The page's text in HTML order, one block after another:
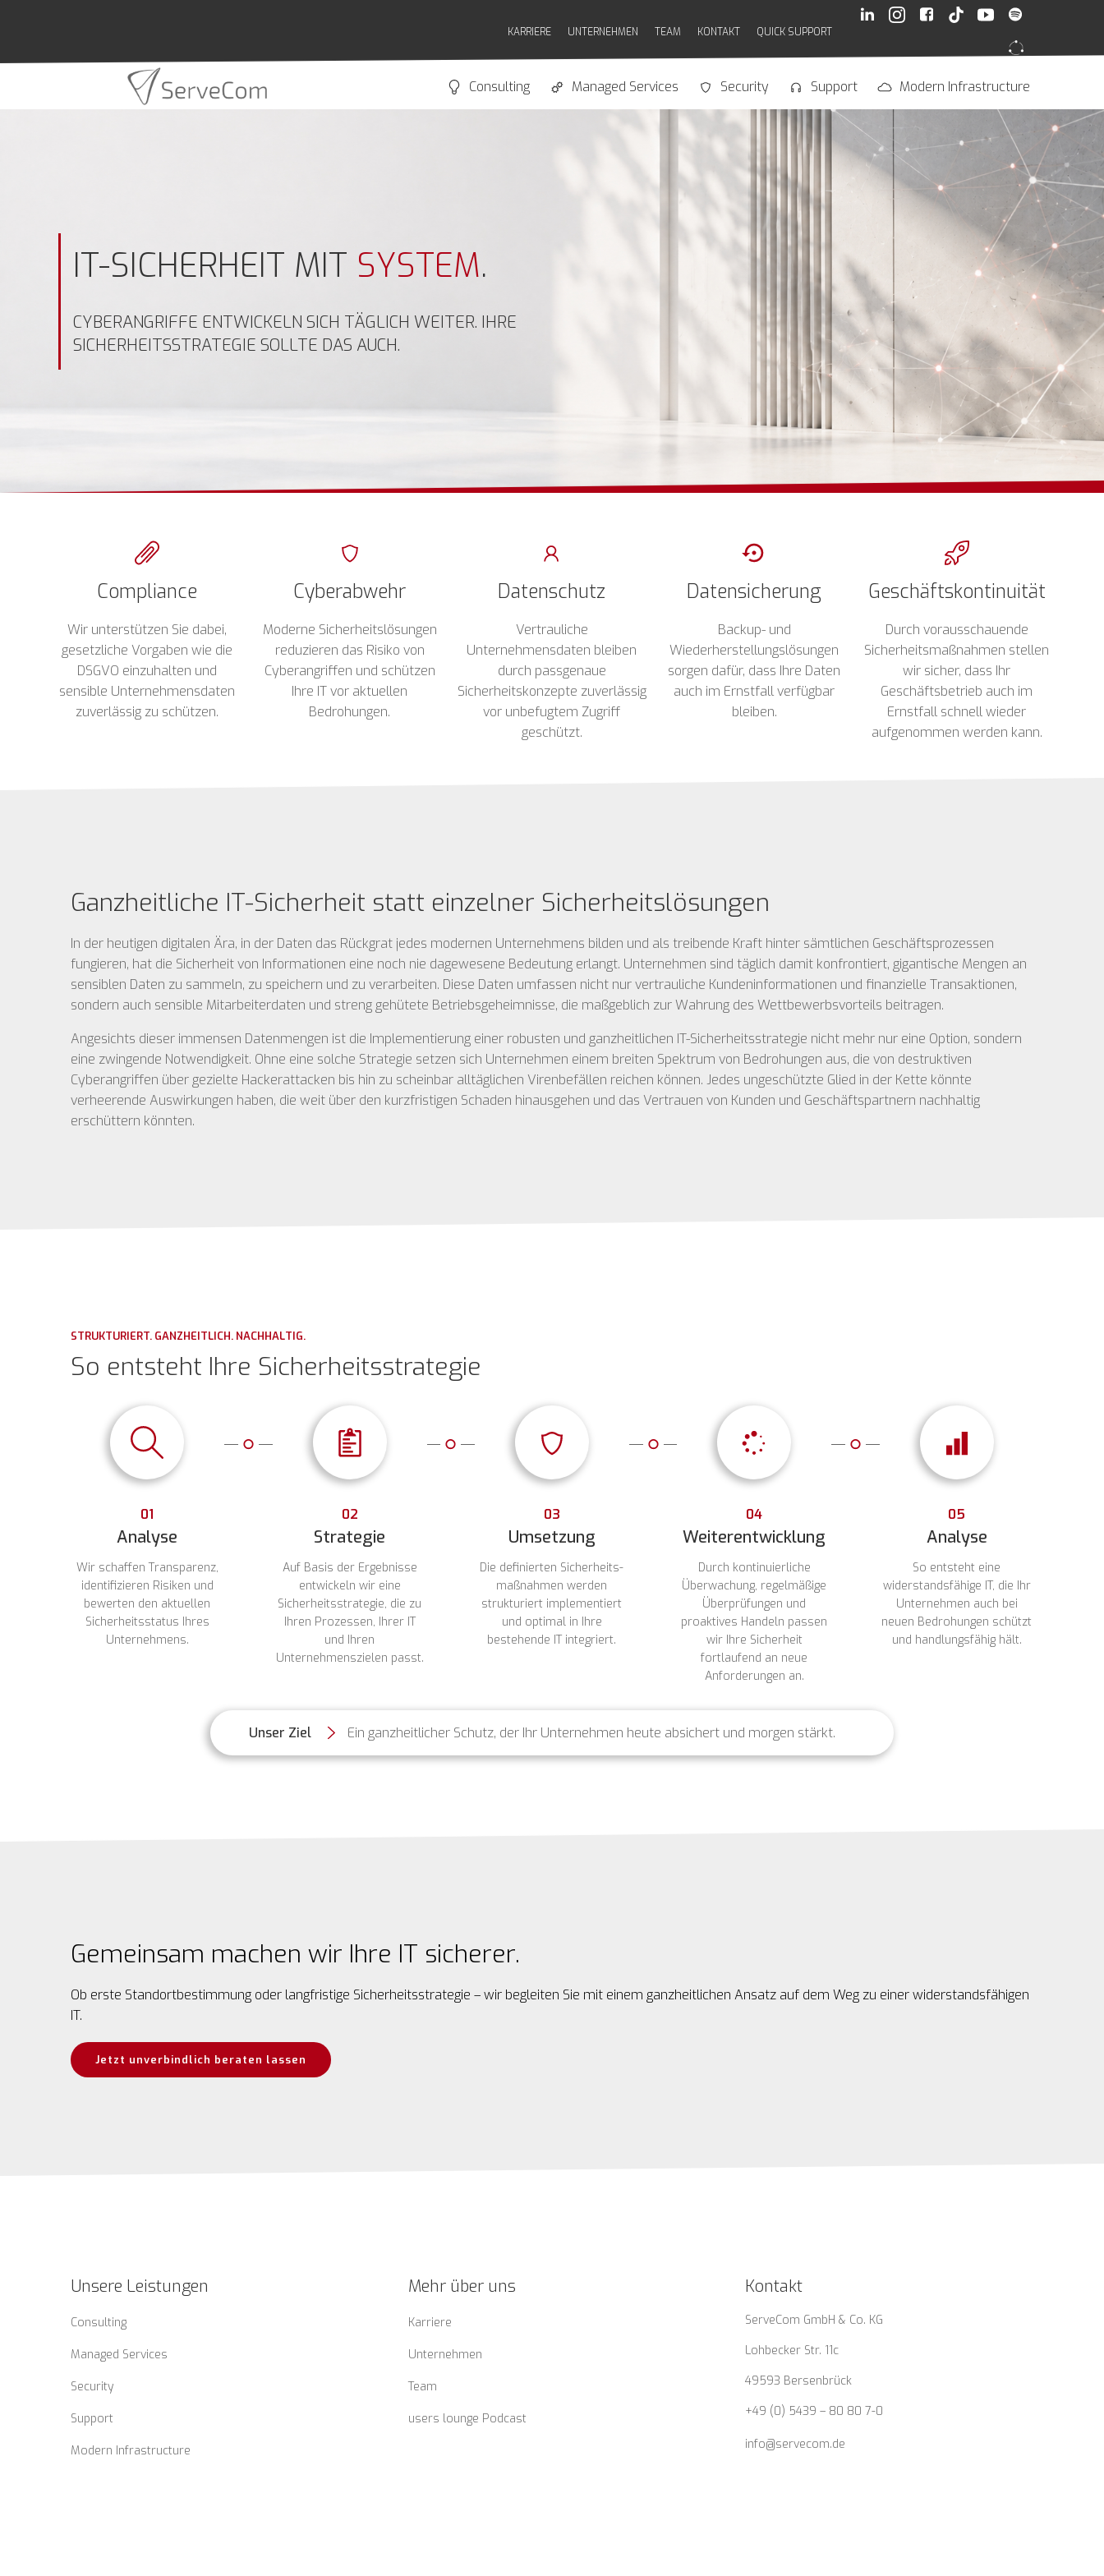
KARRIERE UNTERNEHMEN TEAM KONTAKT QUICK SUPPORT
Consulting Managed Services Security Support Modern Infrastructure
IT-SICHERHEIT MIT SYSTEM.
CYBERANGRIFFE ENTWICKELN SICH TÄGLICH WEITER. IHRE
SICHERHEITSSTRATEGIE SOLLTE DAS AUCH.
Compliance
Wir unterstützen Sie dabei,
gesetzliche Vorgaben wie die
DSGVO einzuhalten und
sensible Unternehmensdaten
zuverlässig zu schützen.
Cyberabwehr
Moderne Sicherheitslösungen
reduzieren das Risiko von
Cyberangriffen und schützen
Ihre IT vor aktuellen
Bedrohungen.
Datenschutz
Vertrauliche
Unternehmensdaten bleiben
durch passgenaue
Sicherheitskonzepte zuverlässig
vor unbefugtem Zugriff
geschützt.
Datensicherung
Backup- und
Wiederherstellungslösungen
sorgen dafür, dass Ihre Daten
auch im Ernstfall verfügbar
bleiben.
Geschäftskontinuität
Durch vorausschauende
Sicherheitsmaßnahmen stellen
wir sicher, dass Ihr
Geschäftsbetrieb auch im
Ernstfall schnell wieder
aufgenommen werden kann.
Ganzheitliche IT-Sicherheit statt einzelner Sicherheitslösungen
In der heutigen digitalen Ära, in der Daten das Rückgrat jedes modernen Unternehmens bilden und als treibende Kraft hinter sämtlichen Geschäftsprozessen
fungieren, hat die Sicherheit von Informationen eine noch nie dagewesene Bedeutung erlangt. Unternehmen sind täglich damit konfrontiert, gigantische Mengen an
sensiblen Daten zu sammeln, zu speichern und zu verarbeiten. Diese Daten umfassen nicht nur vertrauliche Kundeninformationen und finanzielle Transaktionen,
sondern auch sensible Mitarbeiterdaten und streng gehütete Betriebsgeheimnisse, die maßgeblich zur Wahrung des Wettbewerbsvorteils beitragen.
Angesichts dieser immensen Datenmengen ist die Implementierung einer robusten und ganzheitlichen IT-Sicherheitsstrategie nicht mehr nur eine Option, sondern
eine zwingende Notwendigkeit. Ohne eine solche Strategie setzen sich Unternehmen einem breiten Spektrum von Bedrohungen aus, die von destruktiven
Cyberangriffen über gezielte Hackerattacken bis hin zu scheinbar alltäglichen Virenbefällen reichen können. Jedes ungeschützte Glied in der Kette könnte
verheerende Auswirkungen haben, die weit über den kurzfristigen Schaden hinausgehen und das Vertrauen von Kunden und Geschäftspartnern nachhaltig
erschüttern könnten.
STRUKTURIERT. GANZHEITLICH. NACHHALTIG.
So entsteht Ihre Sicherheitsstrategie
01
Analyse
Wir schaffen Transparenz,
identifizieren Risiken und
bewerten den aktuellen
Sicherheitsstatus Ihres
Unternehmens.
02
Strategie
Auf Basis der Ergebnisse
entwickeln wir eine
Sicherheitsstrategie, die zu
Ihren Prozessen, Ihrer IT
und Ihren
Unternehmenszielen passt.
03
Umsetzung
Die definierten Sicherheits-
maßnahmen werden
strukturiert implementiert
und optimal in Ihre
bestehende IT integriert.
04
Weiterentwicklung
Durch kontinuierliche
Überwachung, regelmäßige
Überprüfungen und
proaktives Handeln passen
wir Ihre Sicherheit
fortlaufend an neue
Anforderungen an.
05
Analyse
So entsteht eine
widerstandsfähige IT, die Ihr
Unternehmen auch bei
neuen Bedrohungen schützt
und handlungsfähig hält.
Unser Ziel Ein ganzheitlicher Schutz, der Ihr Unternehmen heute absichert und morgen stärkt.
Gemeinsam machen wir Ihre IT sicherer.
Ob erste Standortbestimmung oder langfristige Sicherheitsstrategie – wir begleiten Sie mit einem ganzheitlichen Ansatz auf dem Weg zu einer widerstandsfähigen
IT.
Jetzt unverbindlich beraten lassen
Unsere Leistungen
Consulting
Managed Services
Security
Support
Modern Infrastructure
Mehr über uns
Karriere
Unternehmen
Team
users lounge Podcast
Kontakt
ServeCom GmbH & Co. KG
Lohbecker Str. 11c
49593 Bersenbrück
+49 (0) 5439 – 80 80 7-0
info@servecom.de